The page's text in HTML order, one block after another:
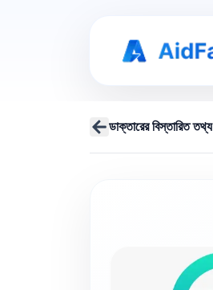
ডাক্তারের বিস্তারিত তথ্য